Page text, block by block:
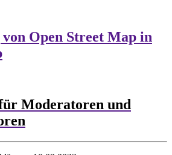
Open Street Map in
Moderatoren und